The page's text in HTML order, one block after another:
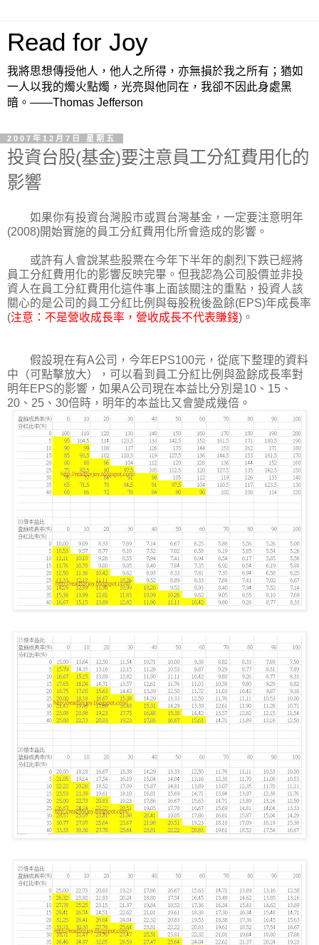
Read for Joy
我將思想傳授他人，他人之所得，亦無損於我之所有；猶如
一人以我的燭火點燭，光亮與他同在，我卻不因此身處黑
暗。——Thomas Jefferson
2007年12月7日 星期五
投資台股(基金)要注意員工分紅費用化的
影響
如果你有投資台灣股市或買台灣基金，一定要注意明年
(2008)開始實施的員工分紅費用化所會造成的影響。
或許有人會說某些股票在今年下半年的劇烈下跌已經將
員工分紅費用化的影響反映完畢。但我認為公司股價並非投
資人在員工分紅費用化這件事上面該關注的重點，投資人該
關心的是公司的員工分紅比例與每股稅後盈餘(EPS)年成長率
(注意：不是營收成長率，營收成長不代表賺錢)。
假設現在有A公司，今年EPS100元，從底下整理的資料
中（可點擊放大），可以看到員工分紅比例與盈餘成長率對
明年EPS的影響，如果A公司現在本益比分別是10、15、
20、25、30倍時，明年的本益比又會變成幾倍。